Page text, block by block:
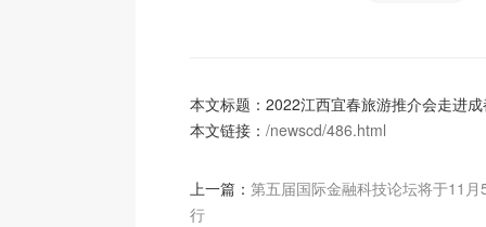
本文标题：2022江西宜春旅游推介会走进
本文链接： /newscd/486.html
上一篇： 第五届国际金融科技论坛将于11月
行